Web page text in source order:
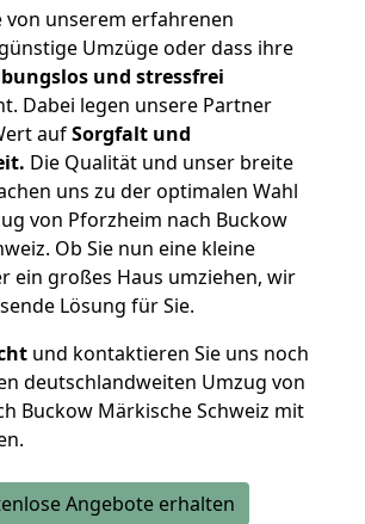
von unserem erfahrenen
Umzüge oder dass ihre
und stressfrei
Dabei legen unsere Partner
aufSorgfalt und
Die Qualität und unser breite
uns zu der optimalen Wahl
von Pforzheim nach Buckow
Ob Sie nun eine kleine
ein großes Haus umziehen, wir
Lösung für Sie.
und kontaktieren Sie uns noch
deutschlandweiten Umzug von
Buckow Märkische Schweiz mit
Angebote erhalten